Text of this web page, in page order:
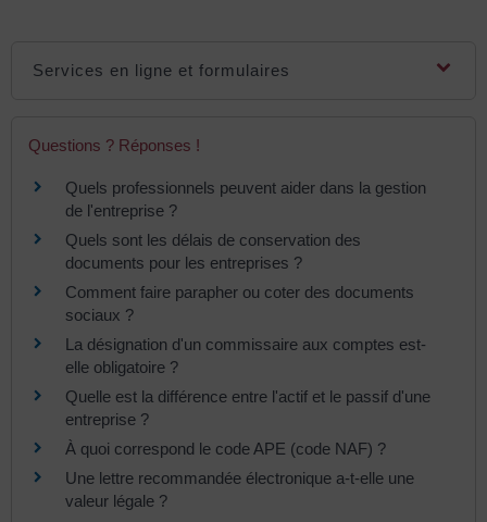
Services en ligne et formulaires
Questions ? Réponses !
Quels professionnels peuvent aider dans la gestion
de l'entreprise ?
Quels sont les délais de conservation des
documents pour les entreprises ?
Comment faire parapher ou coter des documents
sociaux ?
La désignation d'un commissaire aux comptes est-
elle obligatoire ?
Quelle est la différence entre l'actif et le passif d'une
entreprise ?
À quoi correspond le code APE (code NAF) ?
Une lettre recommandée électronique a-t-elle une
valeur légale ?